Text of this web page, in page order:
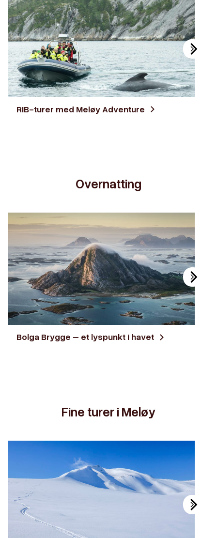
RIB-turer med Meløy Adventure
Overnatting
Bolga Brygge – et lyspunkt i havet
Fine turer i Meløy